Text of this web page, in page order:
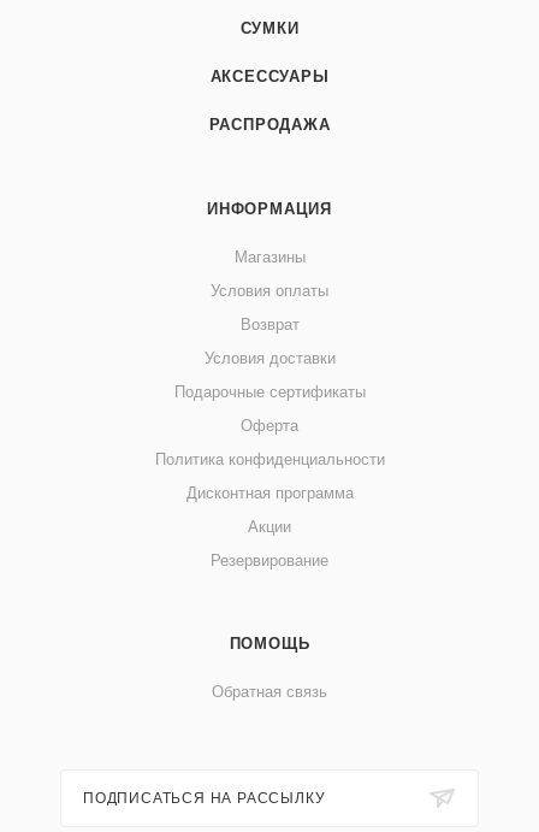
СУМКИ
АКСЕССУАРЫ
РАСПРОДАЖА
ИНФОРМАЦИЯ
Магазины
Условия оплаты
Возврат
Условия доставки
Подарочные сертификаты
Оферта
Политика конфиденциальности
Дисконтная программа
Акции
Резервирование
ПОМОЩЬ
Обратная связь
ПОДПИСАТЬСЯ НА РАССЫЛКУ